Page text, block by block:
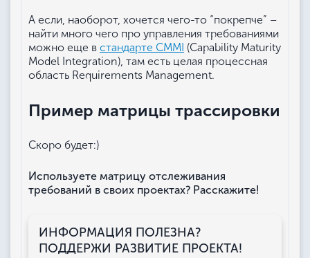
А если, наоборот, хочется чего-то “покрепче” –
найти много чего про управления требованиями
можно еще в стандарте CMMI (Capability Maturity
Model Integration), там есть целая процессная
область Requirements Management.
Пример матрицы трассировки
Скоро будет:)
Используете матрицу отслеживания
требований в своих проектах? Расскажите!
ИНФОРМАЦИЯ ПОЛЕЗНА?
ПОДДЕРЖИ РАЗВИТИЕ ПРОЕКТА!